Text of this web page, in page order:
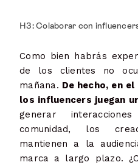
H3: Colaborar con
Como bien habrás
de los clientes no
mañana. De hecho, en el
los influencers juegan
generar
comunidad, los
mantienen a la
marca a largo plazo.